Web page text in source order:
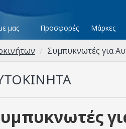
μας Προσφορές Μάρκες
Συμπυκνωτές για